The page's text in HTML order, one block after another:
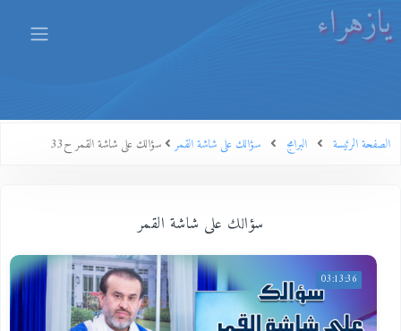
يازهراء
الصفحة الرئيسة البرامج سؤالك على شاشة القمر سؤالك على شاشة القمر ح33
سؤالك على شاشة القمر
03:13:36